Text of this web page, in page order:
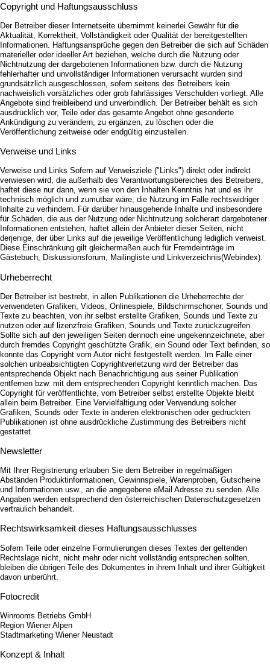
Copyright und Haftungsausschluss
Der Betreiber dieser Internetseite übernimmt keinerlei Gewähr für die
Aktualität, Korrektheit, Vollständigkeit oder Qualität der bereitgestellten
Informationen. Haftungsansprüche gegen den Betreiber die sich auf Schäden
materieller oder ideeller Art beziehen, welche durch die Nutzung oder
Nichtnutzung der dargebotenen Informationen bzw. durch die Nutzung
fehlerhafter und unvollständiger Informationen verursacht wurden sind
grundsätzlich ausgeschlossen, sofern seitens des Betreibers kein
nachweislich vorsätzliches oder grob fahrlässiges Verschulden vorliegt. Alle
Angebote sind freibleibend und unverbindlich. Der Betreiber behält es sich
ausdrücklich vor, Teile oder das gesamte Angebot ohne gesonderte
Ankündigung zu verändern, zu ergänzen, zu löschen oder die
Veröffentlichung zeitweise oder endgültig einzustellen.
Verweise und Links
Verweise und Links Sofern auf Verweisziele ("Links") direkt oder indirekt
verwiesen wird, die außerhalb des Verantwortungsbereiches des Betreibers,
haftet diese nur dann, wenn sie von den Inhalten Kenntnis hat und es ihr
technisch möglich und zumutbar wäre, die Nutzung im Falle rechtswidriger
Inhalte zu verhindern. Für darüber hinausgehende Inhalte und insbesondere
für Schäden, die aus der Nutzung oder Nichtnutzung solcherart dargebotener
Informationen entstehen, haftet allein der Anbieter dieser Seiten, nicht
derjenige, der über Links auf die jeweilige Veröffentlichung lediglich verweist.
Diese Einschränkung gilt gleichermaßen auch für Fremdeinträge im
Gästebuch, Diskussionsforum, Mailingliste und Linkverzeichnis(Webindex).
Urheberrecht
Der Betreiber ist bestrebt, in allen Publikationen die Urheberrechte der
verwendeten Grafiken, Videos, Onlinespiele, Bildschirmschoner, Sounds und
Texte zu beachten, von ihr selbst erstellte Grafiken, Sounds und Texte zu
nutzen oder auf lizenzfreie Grafiken, Sounds und Texte zurückzugreifen.
Sollte sich auf den jeweiligen Seiten dennoch eine ungekennzeichnete, aber
durch fremdes Copyright geschützte Grafik, ein Sound oder Text befinden, so
konnte das Copyright vom Autor nicht festgestellt werden. Im Falle einer
solchen unbeabsichtigten Copyrightverletzung wird der Betreiber das
entsprechende Objekt nach Benachrichtigung aus seiner Publikation
entfernen bzw. mit dem entsprechenden Copyright kenntlich machen. Das
Copyright für veröffentlichte, vom Betreiber selbst erstellte Objekte bleibt
allein beim Betreiber. Eine Vervielfältigung oder Verwendung solcher
Grafiken, Sounds oder Texte in anderen elektronischen oder gedruckten
Publikationen ist ohne ausdrückliche Zustimmung des Betreibers nicht
gestattet.
Newsletter
Mit Ihrer Registrierung erlauben Sie dem Betreiber in regelmäßigen
Abständen Produktinformationen, Gewinnspiele, Warenproben, Gutscheine
und Informationen usw., an die angegebene eMail Adresse zu senden. Alle
Angaben werden entsprechend den österreichischen Datenschutzgesetzen
vertraulich behandelt.
Rechtswirksamkeit dieses Haftungsausschlusses
Sofern Teile oder einzelne Formulierungen dieses Textes der geltenden
Rechtslage nicht, nicht mehr oder nicht vollständig entsprechen sollten,
bleiben die übrigen Teile des Dokumentes in ihrem Inhalt und ihrer Gültigkeit
davon unberührt.
Fotocredit
Winrooms Betriebs GmbH
Region Wiener Alpen
Stadtmarketing Wiener Neustadt
Konzept & Inhalt